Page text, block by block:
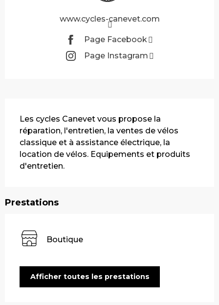
www.cycles-canevet.com
Page Facebook
Page Instagram
Les cycles Canevet vous propose la
réparation, l'entretien, la ventes de vélos
classique et à assistance électrique, la
location de vélos. Equipements et produits
d'entretien.
Prestations
Boutique
Afficher toutes les prestations